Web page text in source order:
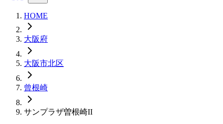
HOME
大阪府
大阪市北区
曾根崎
サンプラザ曽根崎II